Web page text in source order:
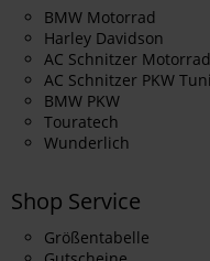
BMW Motorrad
Harley Davidson
AC Schnitzer
AC Schnitzer PKW
BMW PKW
Touratech
Wunderlich
Shop Service
Größentabelle